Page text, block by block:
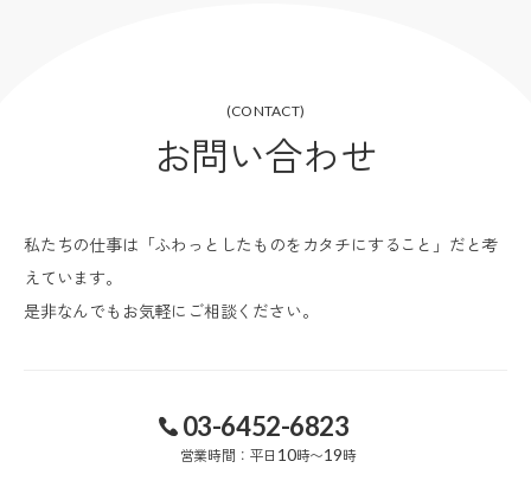
(CONTACT)
お問い合わせ
私たちの仕事は「ふわっとしたものをカタチにすること」だと考
えています。
是非なんでもお気軽にご相談ください。
03-6452-6823
営業時間：平日 10時〜19時